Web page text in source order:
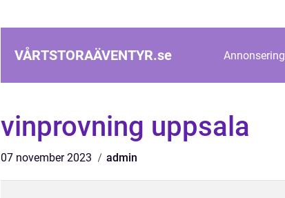
VÅRTSTORAÄVENTYR.se Annonsering
vinprovning uppsala
07 november 2023 admin